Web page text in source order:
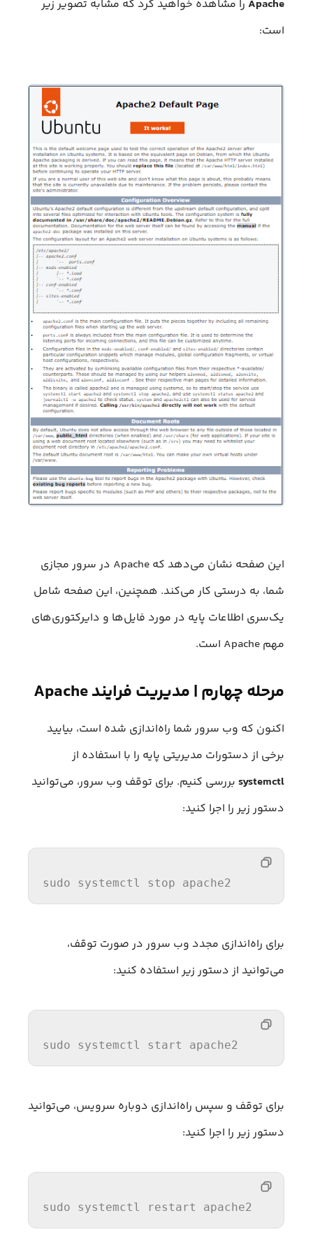
Apache را مشاهده خواهید کرد که مشابه تصویر زیر
است:
این صفحه نشان می‌دهد که Apache در سرور مجازی
شما، به درستی کار می‌کند. همچنین، این صفحه شامل
یک‌سری اطلاعات پایه در مورد فایل‌ها و دایرکتوری‌های
مهم Apache است.
مرحله چهارم | مدیریت فرایند Apache
اکنون که وب سرور شما راه‌اندازی شده است، بیایید
برخی از دستورات مدیریتی پایه را با استفاده از
systemctl بررسی کنیم. برای توقف وب سرور، می‌توانید
دستور زیر را اجرا کنید:
sudo systemctl stop apache2
برای راه‌اندازی مجدد وب سرور در صورت توقف،
می‌توانید از دستور زیر استفاده کنید:
sudo systemctl start apache2
برای توقف و سپس راه‌اندازی دوباره سرویس، می‌توانید
دستور زیر را اجرا کنید:
sudo systemctl restart apache2